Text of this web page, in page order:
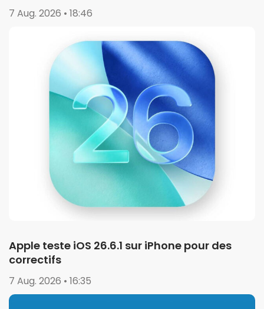
7 Aug. 2026 • 18:46
Apple teste iOS 26.6.1 sur iPhone pour des
correctifs
7 Aug. 2026 • 16:35